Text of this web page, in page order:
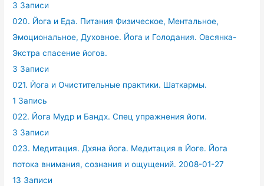
3 Записи
020. Йога и Еда. Питания Физическое, Ментальное,
Эмоциональное, Духовное. Йога и Голодания. Овсянка-
Экстра спасение йогов.
3 Записи
021. Йога и Очистительные практики. Шаткармы.
1 Запись
022. Йога Мудр и Бандх. Спец упражнения йоги.
3 Записи
023. Медитация. Дхяна йога. Медитация в Йоге. Йога
потока внимания, сознания и ощущений. 2008-01-27
13 Записи